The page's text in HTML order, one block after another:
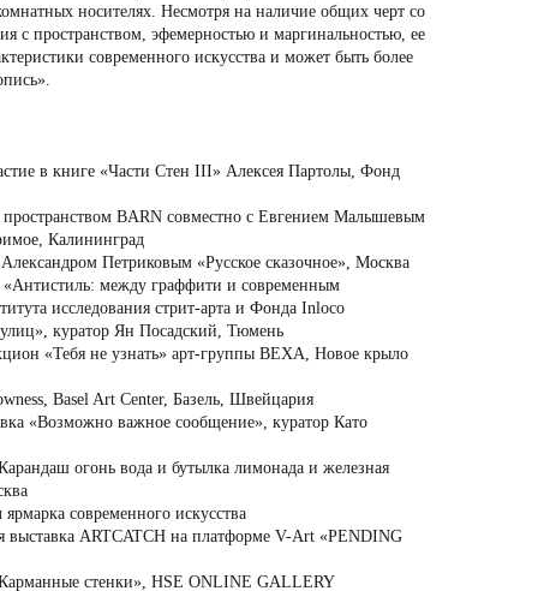
носителях. Несмотря на наличие общих черт со
с пространством, эфемерностью и маргинальностью, ее
современного искусства и может быть более
в книге «Части Стен III» Алексея Партолы, Фонд
BARN совместно с Евгением Малышевым
Калининград
Петриковым «Русское сказочное», Москва
между граффити и современным
исследования стрит-арта и Фонда Inloсo
куратор Ян Посадский, Тюмень
«Тебя не узнать» арт-группы ВЕХА, Новое крыло
Basel Art Center, Базель, Швейцария
«Возможно важное сообщение», куратор Като
огонь вода и бутылка лимонада и железная
современного искусства
выставка ARTCATCH на платформе V-Art «PENDING
стенки», HSE ONLINE GALLERY